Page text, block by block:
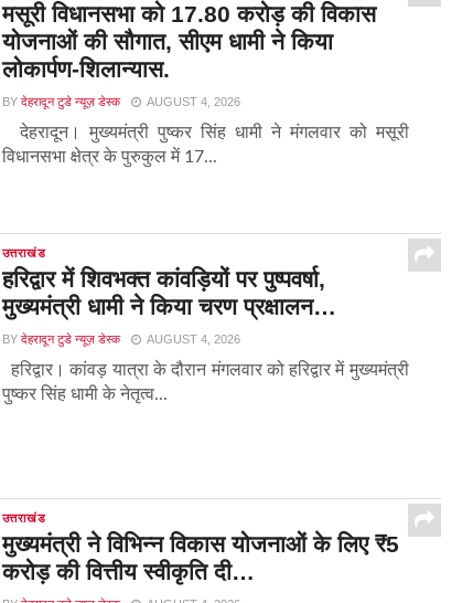
मसूरी विधानसभा को 17.80 करोड़ की विकास
योजनाओं की सौगात, सीएम धामी ने किया
लोकार्पण-शिलान्यास.
BY देहरादून टुडे न्यूज़ डेस्क AUGUST 4, 2026
देहरादून। मुख्यमंत्री पुष्कर सिंह धामी ने मंगलवार को मसूरी
विधानसभा क्षेत्र के पुरुकुल में 17...
उत्तराखंड
हरिद्वार में शिवभक्त कांवड़ियों पर पुष्पवर्षा,
मुख्यमंत्री धामी ने किया चरण प्रक्षालन…
BY देहरादून टुडे न्यूज़ डेस्क AUGUST 4, 2026
हरिद्वार। कांवड़ यात्रा के दौरान मंगलवार को हरिद्वार में मुख्यमंत्री
पुष्कर सिंह धामी के नेतृत्व...
उत्तराखंड
मुख्यमंत्री ने विभिन्न विकास योजनाओं के लिए ₹5
करोड़ की वित्तीय स्वीकृति दी…